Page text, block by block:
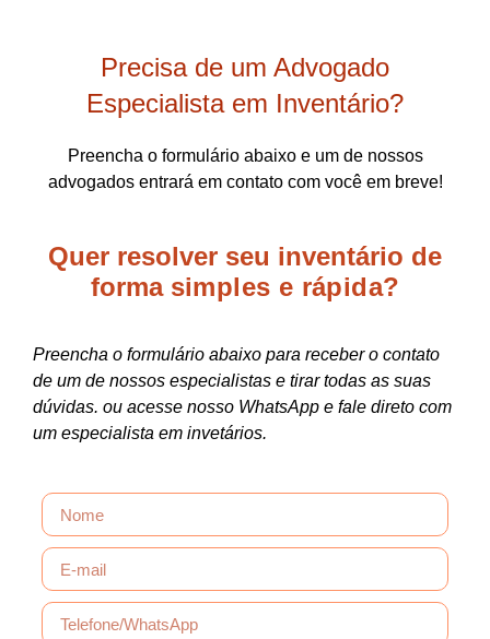
Precisa de um Advogado
Especialista em Inventário?
Preencha o formulário abaixo e um de nossos
advogados entrará em contato com você em breve!
Quer resolver seu inventário de
forma simples e rápida?
Preencha o formulário abaixo para receber o contato
de um de nossos especialistas e tirar todas as suas
dúvidas. ou acesse nosso WhatsApp e fale direto com
um especialista em invetários.